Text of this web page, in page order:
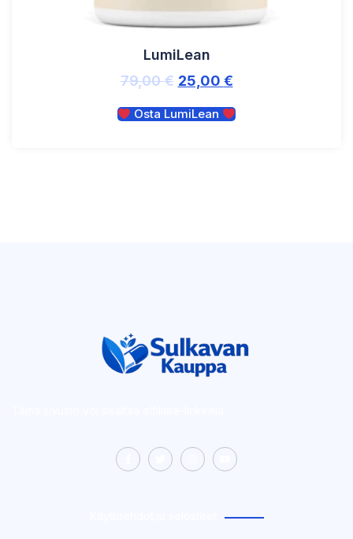
LumiLean
79,00€ 25,00 €
Osta LumiLean